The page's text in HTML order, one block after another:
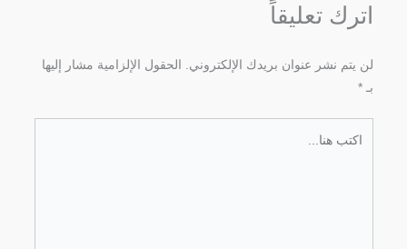
اترك تعليقاً
لن يتم نشر عنوان بريدك الإلكتروني.
الحقول الإلزامية مشار إليها
بـ*